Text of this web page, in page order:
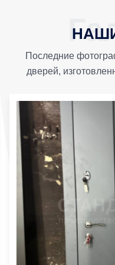
Последние
дверей,